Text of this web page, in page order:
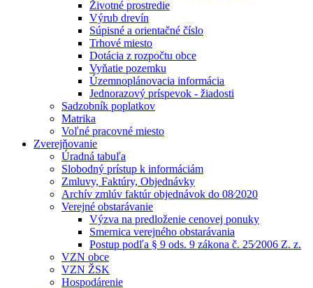
Životné prostredie
Výrub drevín
Súpisné a orientačné číslo
Trhové miesto
Dotácia z rozpočtu obce
Vyňatie pozemku
Územnoplánovacia informácia
Jednorazový príspevok - žiadosti
Sadzobník poplatkov
Matrika
Voľné pracovné miesto
Zverejňovanie
Úradná tabuľa
Slobodný prístup k informáciám
Zmluvy, Faktúry, Objednávky
Archív zmlúv faktúr objednávok do 08⁄2020
Verejné obstarávanie
Výzva na predloženie cenovej ponuky
Smernica verejného obstarávania
Postup podľa § 9 ods. 9 zákona č. 25⁄2006 Z. z.
VZN obce
VZN ŽSK
Hospodárenie